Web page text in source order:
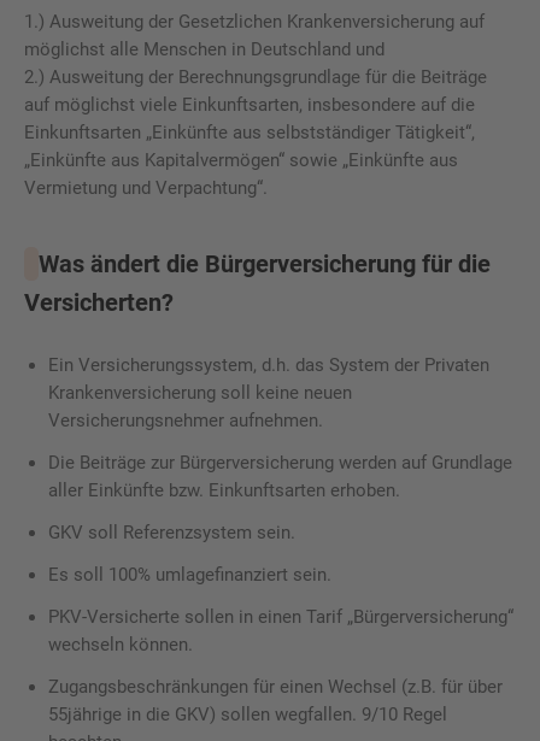
1.) Ausweitung der Gesetzlichen Krankenversicherung auf
möglichst alle Menschen in Deutschland und
2.) Ausweitung der Berechnungsgrundlage für die Beiträge
auf möglichst viele Einkunftsarten, insbesondere auf die
Einkunftsarten „Einkünfte aus selbstständiger Tätigkeit“,
„Einkünfte aus Kapitalvermögen“ sowie „Einkünfte aus
Vermietung und Verpachtung“.
Was ändert die Bürgerversicherung für die
Versicherten?
Ein Versicherungssystem, d.h. das System der Privaten
Krankenversicherung soll keine neuen
Versicherungsnehmer aufnehmen.
Die Beiträge zur Bürgerversicherung werden auf Grundlage
aller Einkünfte bzw. Einkunftsarten erhoben.
GKV soll Referenzsystem sein.
Es soll 100% umlagefinanziert sein.
PKV-Versicherte sollen in einen Tarif „Bürgerversicherung“
wechseln können.
Zugangsbeschränkungen für einen Wechsel (z.B. für über
55jährige in die GKV) sollen wegfallen. 9/10 Regel